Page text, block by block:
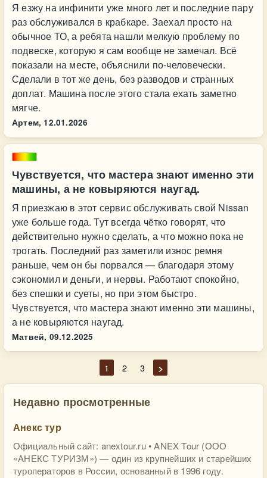
Я езжу на инфинити уже много лет и последние пару
раз обслуживался в крабкаре. Заехал просто на
обычное ТО, а ребята нашли мелкую проблему по
подвеске, которую я сам вообще не замечал. Всё
показали на месте, объяснили по-человечески.
Сделали в тот же день, без разводов и странных
доплат. Машина после этого стала ехать заметно
мягче.
Артем, 12.01.2026
Чувствуется, что мастера знают именно эти
машины, а не ковыряются наугад.
Я приезжаю в этот сервис обслуживать свой Nissan
уже больше года. Тут всегда чётко говорят, что
действительно нужно сделать, а что можно пока не
трогать. Последний раз заметили износ ремня
раньше, чем он бы порвался — благодаря этому
сэкономил и деньги, и нервы. Работают спокойно,
без спешки и суеты, но при этом быстро.
Чувствуется, что мастера знают именно эти машины,
а не ковыряются наугад.
Матвей, 09.12.2025
1 2 3 >
Недавно просмотренные
Анекс тур
Официальный сайт: anextour.ru • ANEX Tour (ООО
«АНЕКС ТУРИЗМ») — один из крупнейших и старейших
туроператоров в России, основанный в 1996 году.